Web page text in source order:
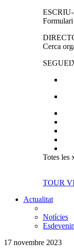
Cerca
Totes les
TOUR
Actualitat
Notícies
17 novembre 2023